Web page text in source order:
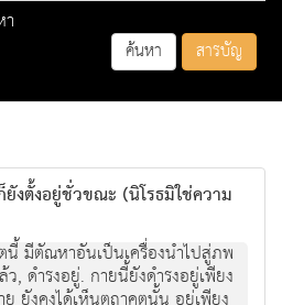
ค้นหา สารบัญ
งตั้งอยู่ชั่วขณะ (นิโรธมิใช่ความ
มีตัณหาอันเป็นเครื่องนำไปสู่ภพ
, ดำรงอยู่. กายนี้ยังดำรงอยู่เพียง